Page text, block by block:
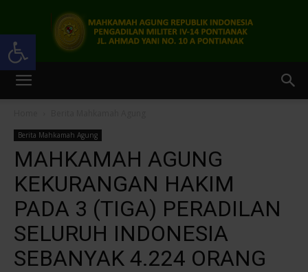
Open toolbar
IV-
Berita Mahkamah Agung
MAHKAMAH AGUNG
KEKURANGAN HAKIM
PADA 3 (TIGA) PERADILAN
SELURUH INDONESIA
SEBANYAK 4.224 ORANG